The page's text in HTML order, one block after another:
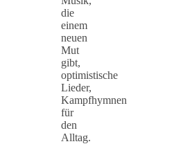
die
einem
neuen
Mut
gibt,
optimistische
Lieder,
Kampfhymnen
für
den
Alltag.